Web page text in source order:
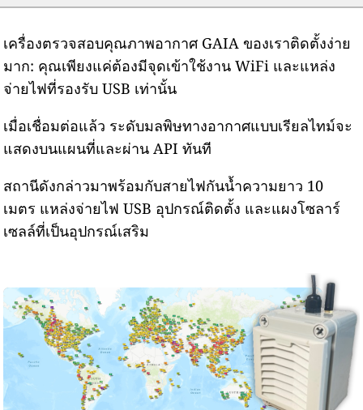
เครื่องตรวจสอบคุณภาพอากาศ GAIA ของเราติดตั้งง่าย
มาก: คุณเพียงแค่ต้องมีจุดเข้าใช้งาน WiFi และแหล่ง
จ่ายไฟที่รองรับ USB เท่านั้น
เมื่อเชื่อมต่อแล้ว ระดับมลพิษทางอากาศแบบเรียลไทม์จะ
แสดงบนแผนที่และผ่าน API ทันที
สถานีดังกล่าวมาพร้อมกับสายไฟกันน้ำความยาว 10
เมตร แหล่งจ่ายไฟ USB อุปกรณ์ติดตั้ง และแผงโซลาร์
เซลล์ที่เป็นอุปกรณ์เสริม